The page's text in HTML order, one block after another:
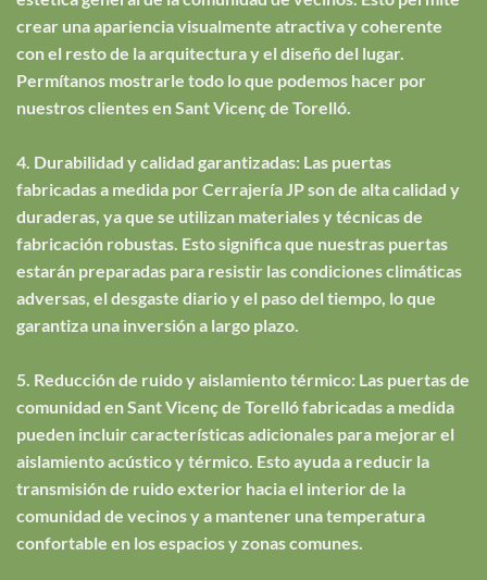
crear una apariencia visualmente atractiva y coherente
con el resto de la arquitectura y el diseño del lugar.
Permítanos mostrarle todo lo que podemos hacer por
nuestros clientes en Sant Vicenç de Torelló.
4. Durabilidad y calidad garantizadas: Las puertas
fabricadas a medida por Cerrajería JP son de alta calidad y
duraderas, ya que se utilizan materiales y técnicas de
fabricación robustas. Esto significa que nuestras puertas
estarán preparadas para resistir las condiciones climáticas
adversas, el desgaste diario y el paso del tiempo, lo que
garantiza una inversión a largo plazo.
5. Reducción de ruido y aislamiento térmico: Las puertas de
comunidad en Sant Vicenç de Torelló fabricadas a medida
pueden incluir características adicionales para mejorar el
aislamiento acústico y térmico. Esto ayuda a reducir la
transmisión de ruido exterior hacia el interior de la
comunidad de vecinos y a mantener una temperatura
confortable en los espacios y zonas comunes.